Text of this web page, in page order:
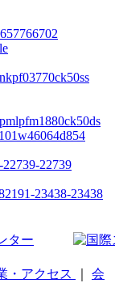
22739
23438-23438
・アクセス
会